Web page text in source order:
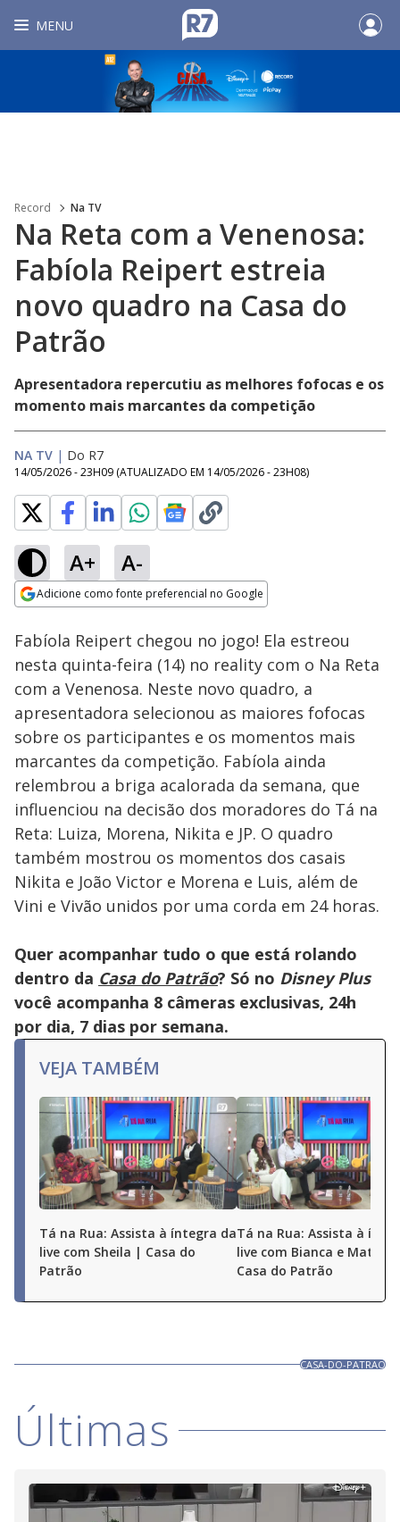
MENU
Record Na TV
Na Reta com a Venenosa:
Fabíola Reipert estreia
novo quadro na Casa do
Patrão
Apresentadora repercutiu as melhores fofocas e os
momento mais marcantes da competição
NA TV | Do R7
14/05/2026 - 23H09 (ATUALIZADO EM 14/05/2026 - 23H08)
A+ A-
Adicione como fonte preferencial no Google
Ativar
Loaded
22.85%
Fabíola Reipert chegou no jogo! Ela estreou
nesta quinta-feira (14) no reality com o Na Reta
com a Venenosa. Neste novo quadro, a
apresentadora selecionou as maiores fofocas
sobre os participantes e os momentos mais
marcantes da competição. Fabíola ainda
relembrou a briga acalorada da semana, que
influenciou na decisão dos moradores do Tá na
Reta: Luiza, Morena, Nikita e JP. O quadro
também mostrou os momentos dos casais
Nikita e João Victor e Morena e Luis, além de
Vini e Vivão unidos por uma corda em 24 horas.
Quer acompanhar tudo o que está rolando
dentro da Casa do Patrão? Só no Disney Plus
você acompanha 8 câmeras exclusivas, 24h
por dia, 7 dias por semana.
VEJA TAMBÉM
Tá na Rua: Assista à íntegra da
live com Sheila | Casa do
Patrão
Tá na Rua: Assista à
live com Bianca e
Casa do Patrão
CASA-DO-PATRAO
Últimas